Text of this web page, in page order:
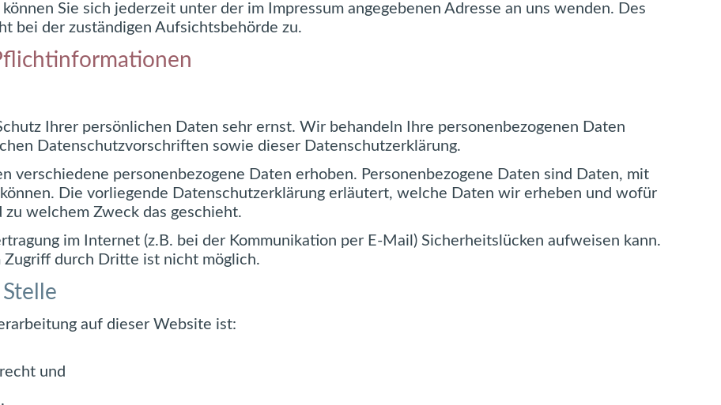
Sie sich jederzeit unter der im Impressum angegebenen Adresse an uns wenden. Des
bei der zuständigen Aufsichtsbehörde zu.
Ihrer persönlichen Daten sehr ernst. Wir behandeln Ihre personenbezogenen Daten
Datenschutzvorschriften sowie dieser Datenschutzerklärung.
verschiedene personenbezogene Daten erhoben. Personenbezogene Daten sind Daten, mit
Die vorliegende Datenschutzerklärung erläutert, welche Daten wir erheben und wofür
welchem Zweck das geschieht.
im Internet (z.B. bei der Kommunikation per E-Mail) Sicherheitslücken aufweisen kann.
Zugriff durch Dritte ist nicht möglich.
auf dieser Website ist:
und